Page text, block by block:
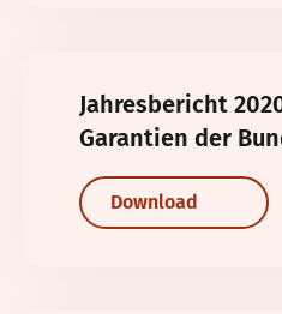
Jahresbericht
Garantien der
Deutschland
Download